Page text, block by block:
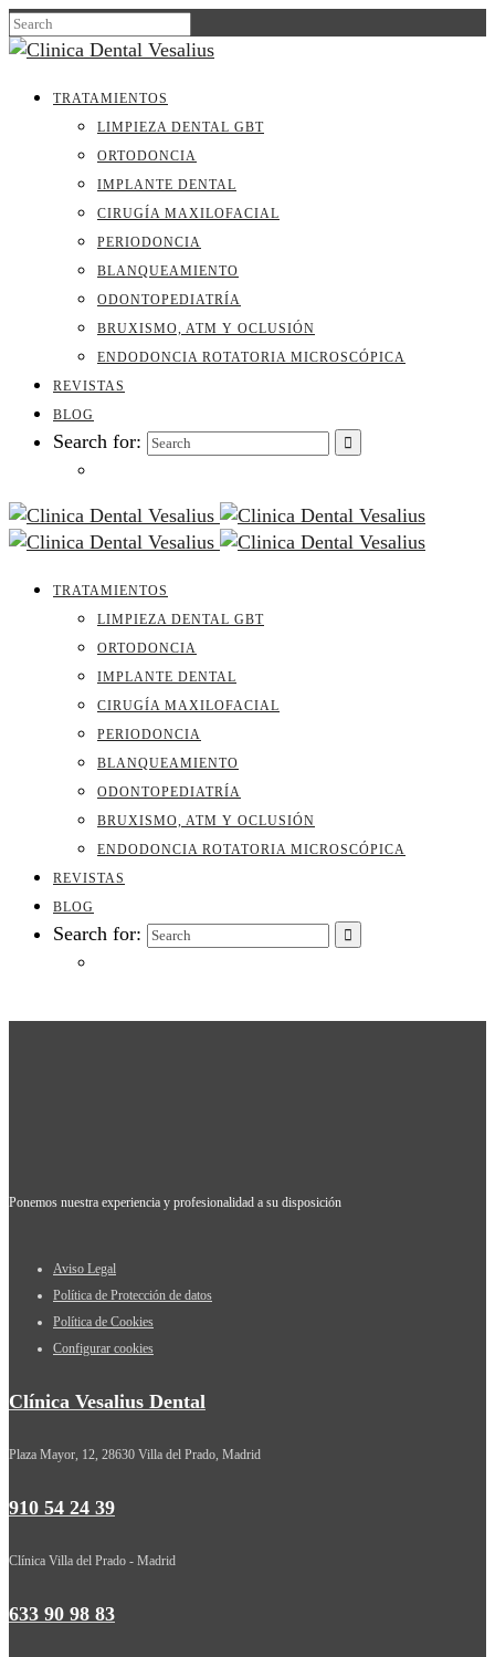
TRATAMIENTOS
LIMPIEZA DENTAL GBT
ORTODONCIA
IMPLANTE DENTAL
CIRUGÍA MAXILOFACIAL
PERIODONCIA
BLANQUEAMIENTO
ODONTOPEDIATRÍA
BRUXISMO, ATM Y OCLUSIÓN
ENDODONCIA ROTATORIA MICROSCÓPICA
REVISTAS
BLOG
Search for:
TRATAMIENTOS
LIMPIEZA DENTAL GBT
ORTODONCIA
IMPLANTE DENTAL
CIRUGÍA MAXILOFACIAL
PERIODONCIA
BLANQUEAMIENTO
ODONTOPEDIATRÍA
BRUXISMO, ATM Y OCLUSIÓN
ENDODONCIA ROTATORIA MICROSCÓPICA
REVISTAS
BLOG
Search for:
Ponemos nuestra experiencia y profesionalidad a su disposición
Aviso Legal
Política de Protección de datos
Política de Cookies
Configurar cookies
Clínica Vesalius Dental
Plaza Mayor, 12, 28630 Villa del Prado, Madrid
910 54 24 39
Clínica Villa del Prado - Madrid
633 90 98 83